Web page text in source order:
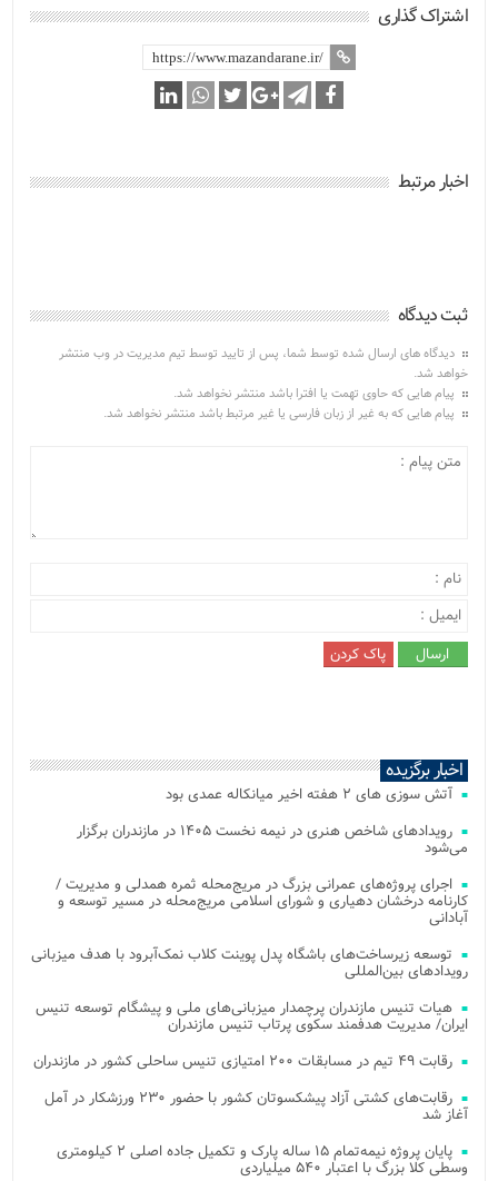
اشتراک گذاری
اخبار مرتبط
ثبت دیدگاه
دیدگاه های ارسال شده توسط شما، پس از تایید توسط تیم مدیریت در وب منتشر
خواهد شد.
پیام هایی که حاوی تهمت یا افترا باشد منتشر نخواهد شد.
پیام هایی که به غیر از زبان فارسی یا غیر مرتبط باشد منتشر نخواهد شد.
اخبار برگزیده
آتش‌ سوزی‌ های ۲ هفته اخیر میانکاله عمدی بود
رویدادهای شاخص هنری در نیمه نخست ۱۴۰۵ در مازندران برگزار
می‌شود
اجرای پروژه‌های عمرانی بزرگ در مریج‌محله ثمره همدلی و مدیریت /
کارنامه درخشان دهیاری و شورای اسلامی مریج‌محله در مسیر توسعه و
آبادانی
توسعه زیرساخت‌های باشگاه پدل پوینت کلاب نمک‌آبرود با هدف میزبانی
رویدادهای بین‌المللی
هیات تنیس مازندران پرچمدار میزبانی‌های ملی و پیشگام توسعه تنیس
ایران/ مدیریت هدفمند سکوی پرتاب تنیس مازندران
رقابت ۴۹ تیم در مسابقات ۲۰۰ امتیازی تنیس ساحلی کشور در مازندران
رقابت‌های کشتی آزاد پیشکسوتان کشور با حضور ۲۳۰ ورزشکار در آمل
آغاز شد
پایان پروژه نیمه‌تمام ۱۵ ساله پارک و تکمیل جاده اصلی ۲ کیلومتری
وسطی کلا بزرگ با اعتبار ۵۴۰ میلیاردی